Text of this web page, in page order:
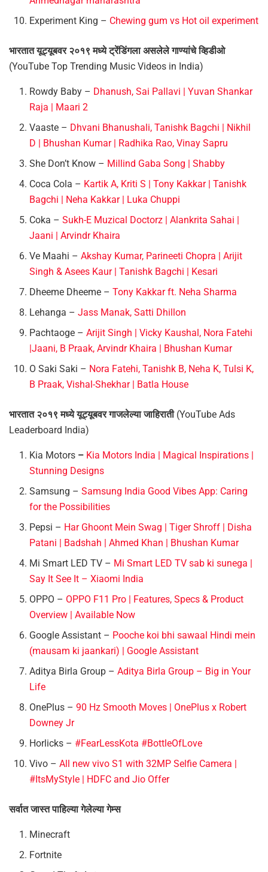
Experiment King – Chewing gum vs Hot oil experiment
भारतात यूट्यूबवर २०१९ मध्ये ट्रेंडिंगला असलेले गाण्यांचे व्हिडीओ
(YouTube Top Trending Music Videos in India)
Rowdy Baby – Dhanush, Sai Pallavi | Yuvan Shankar
Raja | Maari 2
Vaaste – Dhvani Bhanushali, Tanishk Bagchi | Nikhil
D | Bhushan Kumar | Radhika Rao, Vinay Sapru
She Don’t Know – Millind Gaba Song | Shabby
Coca Cola – Kartik A, Kriti S | Tony Kakkar | Tanishk
Bagchi | Neha Kakkar | Luka Chuppi
Coka –Sukh-E Muzical Doctorz | Alankrita Sahai |
Jaani | Arvindr Khaira
Ve Maahi –Akshay Kumar, Parineeti Chopra | Arijit
Singh & Asees Kaur | Tanishk Bagchi | Kesari
Dheeme Dheeme –Tony Kakkar ft. Neha Sharma
Lehanga –Jass Manak, Satti Dhillon
Pachtaoge –Arijit Singh | Vicky Kaushal, Nora Fatehi
|Jaani, B Praak, Arvindr Khaira | Bhushan Kumar
O Saki Saki – Nora Fatehi, Tanishk B, Neha K, Tulsi K,
B Praak, Vishal-Shekhar | Batla House
भारतात २०१९ मध्ये यूट्यूबवर गाजलेल्या जाहिराती(YouTube Ads
Leaderboard India)
Kia Motors – Kia Motors India | Magical Inspirations |
Stunning Designs
Samsung –Samsung India Good Vibes App: Caring
for the Possibilities
Pepsi – Har Ghoont Mein Swag | Tiger Shroff | Disha
Patani | Badshah | Ahmed Khan | Bhushan Kumar
Mi Smart LED TV – Mi Smart LED TV sab ki sunega |
Say It See It – Xiaomi India
OPPO – OPPO F11 Pro | Features, Specs & Product
Overview | Available Now
Google Assistant – Pooche koi bhi sawaal Hindi mein
(mausam ki jaankari) | Google Assistant
Aditya Birla Group –Aditya Birla Group – Big in Your
Life
OnePlus –90 Hz Smooth Moves | OnePlus x Robert
Downey Jr
Horlicks – #FearLessKota #BottleOfLove
Vivo –All new vivo S1 with 32MP Selfie Camera |
#ItsMyStyle | HDFC and Jio Offer
सर्वात जास्त पाहिल्या गेलेल्या गेम्स
Minecraft
Fortnite